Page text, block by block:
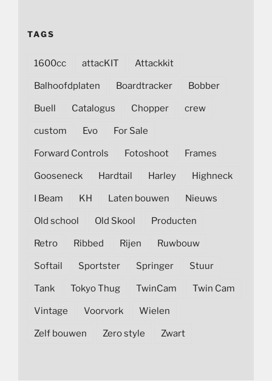
TAGS
1600cc attacKIT Attackkit
Balhoofdplaten Boardtracker Bobber
Buell Catalogus Chopper crew
custom Evo For Sale
Forward Controls Fotoshoot Frames
Gooseneck Hardtail Harley Highneck
I Beam KH Laten bouwen Nieuws
Old school Old Skool Producten
Retro Ribbed Rijen Ruwbouw
Softail Sportster Springer Stuur
Tank Tokyo Thug TwinCam Twin Cam
Vintage Voorvork Wielen
Zelf bouwen Zero style Zwart